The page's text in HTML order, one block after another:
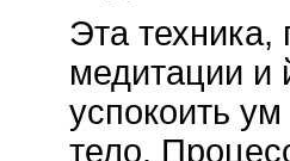
Эта техника,
медитации и
успокоить
тело.